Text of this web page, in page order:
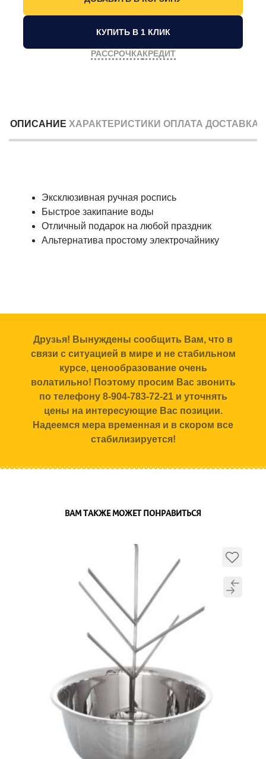
КУПИТЬ В 1 КЛИК
РАССРОЧКАКРЕДИТ
ОПИСАНИЕ ХАРАКТЕРИСТИКИ ОПЛАТА ДОСТАВКА
Эксклюзивная ручная роспись
Быстрое закипание воды
Отличный подарок на любой праздник
Альтернатива простому электрочайнику
Друзья! Вынуждены сообщить Вам, что в
связи с ситуацией в мире и не стабильном
курсе, ценообразование очень
волатильно! Поэтому просим Вас звонить
по телефону 8-904-783-72-21 и уточнять
цены на интересующие Вас позиции.
Надеемся мера временная и в скором все
стабилизируется!
ВАМ ТАКЖЕ МОЖЕТ ПОНРАВИТЬСЯ